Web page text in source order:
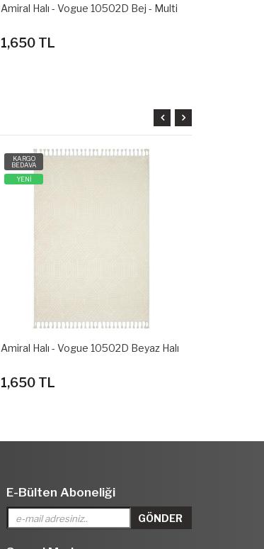
Amiral Halı - Vogue 10502D Açık Gri
1,650 TL
KARGO
BEDAVA
YENİ
Amiral Halı - Vogue 10692F Beyaz Halı
1,650 TL
E-Bülten Aboneliği